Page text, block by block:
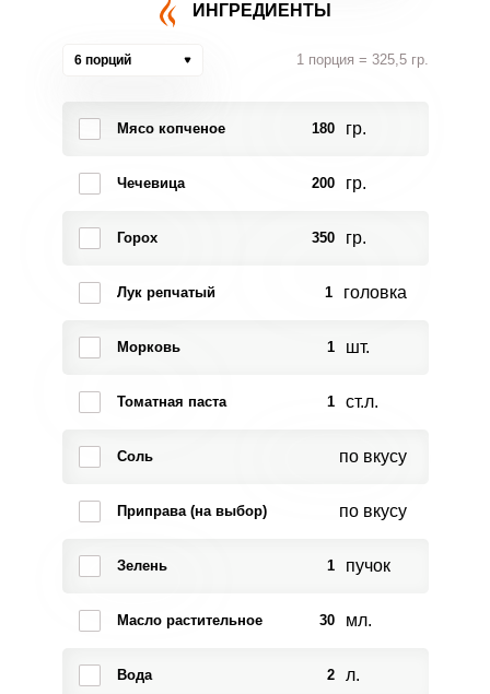
ИНГРЕДИЕНТЫ
6 порций 1 порция = 325,5 гр.
Мясо копченое 180 гр.
Чечевица 200 гр.
Горох 350 гр.
Лук репчатый 1 головка
Морковь 1 шт.
Томатная паста 1 ст.л.
Соль по вкусу
Приправа (на выбор) по вкусу
Зелень 1 пучок
Масло растительное 30 мл.
Вода 2 л.